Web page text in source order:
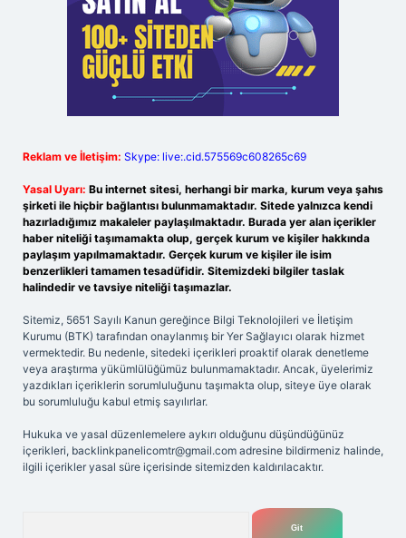
Reklam ve İletişim: Skype: live:.cid.575569c608265c69
Yasal Uyarı: Bu internet sitesi, herhangi bir marka, kurum veya şahıs
şirketi ile hiçbir bağlantısı bulunmamaktadır. Sitede yalnızca kendi
hazırladığımız makaleler paylaşılmaktadır. Burada yer alan içerikler
haber niteliği taşımamakta olup, gerçek kurum ve kişiler hakkında
paylaşım yapılmamaktadır. Gerçek kurum ve kişiler ile isim
benzerlikleri tamamen tesadüfidir. Sitemizdeki bilgiler taslak
halindedir ve tavsiye niteliği taşımazlar.
Sitemiz, 5651 Sayılı Kanun gereğince Bilgi Teknolojileri ve İletişim
Kurumu (BTK) tarafından onaylanmış bir Yer Sağlayıcı olarak hizmet
vermektedir. Bu nedenle, sitedeki içerikleri proaktif olarak denetleme
veya araştırma yükümlülüğümüz bulunmamaktadır. Ancak, üyelerimiz
yazdıkları içeriklerin sorumluluğunu taşımakta olup, siteye üye olarak
bu sorumluluğu kabul etmiş sayılırlar.
Hukuka ve yasal düzenlemelere aykırı olduğunu düşündüğünüz
içerikleri, backlinkpanelicomtr@gmail.com adresine bildirmeniz halinde,
ilgili içerikler yasal süre içerisinde sitemizden kaldırılacaktır.